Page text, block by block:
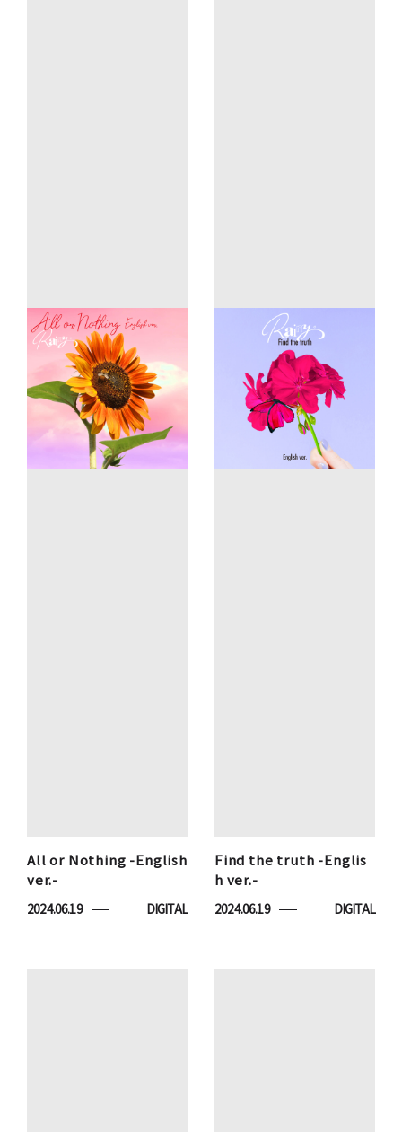
All or Nothing -English
ver.-
2024.06.19 DIGITAL
Find the truth -Englis
h ver.-
2024.06.19 DIGITAL